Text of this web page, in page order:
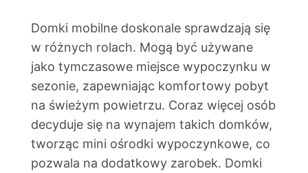
Domki mobilne doskonale sprawdzają się
w różnych rolach. Mogą być używane
jako tymczasowe miejsce wypoczynku w
sezonie, zapewniając komfortowy pobyt
na świeżym powietrzu. Coraz więcej osób
decyduje się na wynajem takich domków,
tworząc mini ośrodki wypoczynkowe, co
pozwala na dodatkowy zarobek. Domki